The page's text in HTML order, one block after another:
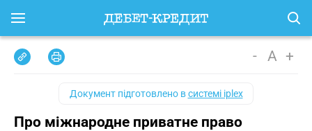
- A +
Документ підготовлено всистемі iplex
Про міжнародне приватне право